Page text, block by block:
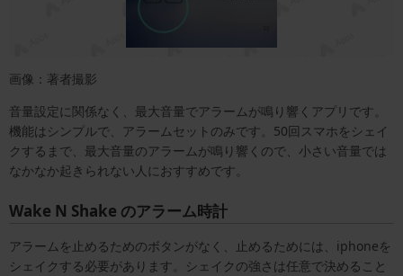
画像：著者撮影
音量設定に関係なく、最大音量でアラームが鳴り響くアプリです。
機能はシンプルで、アラームセットのみです。50回スマホをシェイ
クするまで、最大音量のアラームが鳴り響くので、小さい音量では
なかなか起きられない人におすすめです。
Wake N Shake のアラーム時計
アラームを止めるためのボタンがなく、止めるためには、iphoneを
シェイクする必要があります。シェイクの強さは任意で決めること